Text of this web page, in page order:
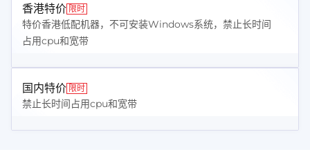
香港特价 限时
特价香港低配机器，不可安装Windows系统，禁止长时间
占用cpu和宽带
国内特价 限时
禁止长时间占用cpu和宽带